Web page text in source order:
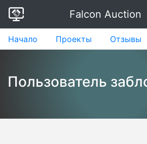
Falcon Auction
Начало Проекты Отзывы
Пользователь